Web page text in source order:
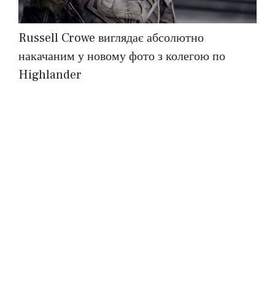
Russell Crowe виглядає абсолютно
накачаним у новому фото з колегою по
Highlander